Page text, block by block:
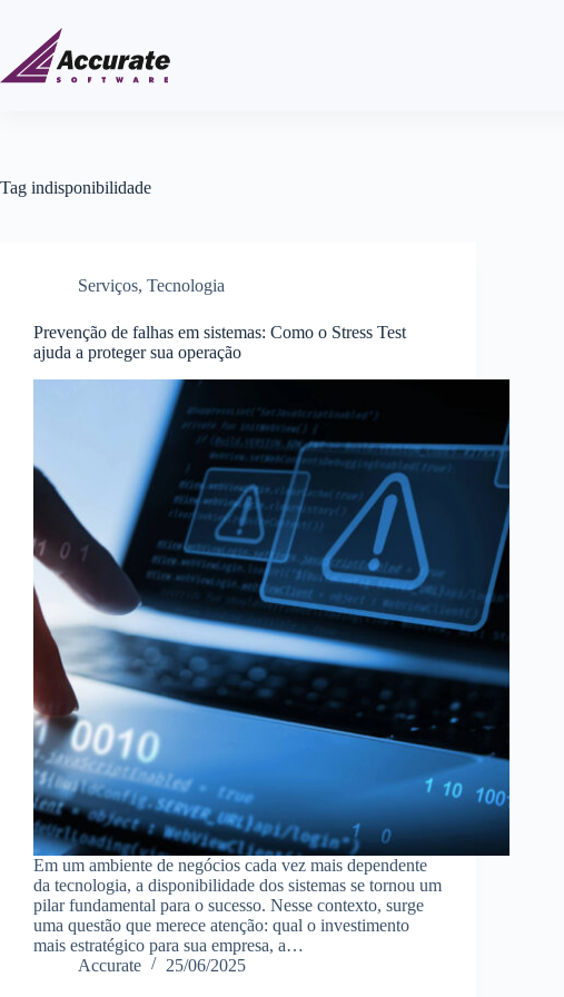
Tag indisponibilidade
Serviços, Tecnologia
Prevenção de falhas em sistemas: Como o Stress Test
ajuda a proteger sua operação
Em um ambiente de negócios cada vez mais dependente
da tecnologia, a disponibilidade dos sistemas se tornou um
pilar fundamental para o sucesso. Nesse contexto, surge
uma questão que merece atenção: qual o investimento
mais estratégico para sua empresa, a…
Accurate
25/06/2025